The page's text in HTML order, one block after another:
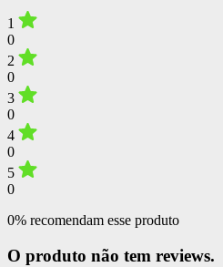
1
0
2
0
3
0
4
0
5
0
0% recomendam esse produto
O produto não tem reviews.